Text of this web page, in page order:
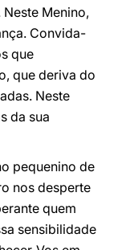
Menino,
Convida-
que
que deriva do
Neste
da sua
pequenino de
nos desperte
quem
sensibilidade